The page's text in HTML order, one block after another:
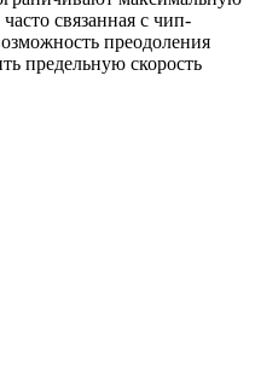
связанная с чип-
преодоления
предельную скорость